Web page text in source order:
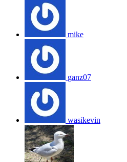
mike
ganz07
wasikevin